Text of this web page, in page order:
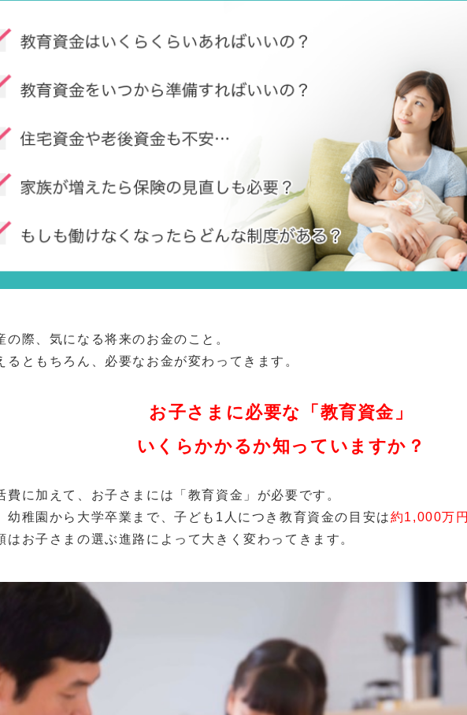
の際、気になる将来のお金のこと。
るともちろん、必要なお金が変わってきます。
お子さまに必要な「教育資金」
いくらかかるか知っていますか？
費に加えて、お子さまには「教育資金」が必要です。
幼稚園から大学卒業まで、子ども1人につき教育資金の目安は約1,000万円
はお子さまの選ぶ進路によって大きく変わってきます。